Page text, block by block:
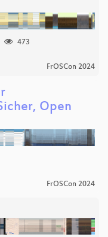
473
FrOSCon 2024
Open
FrOSCon 2024